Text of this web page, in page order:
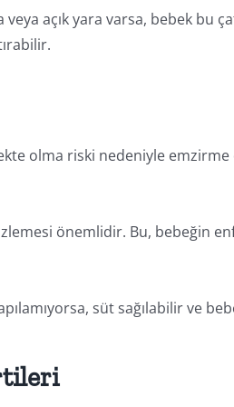
açık yara varsa, bebek bu
olma riski nedeniyle emzirme
önemlidir. Bu, bebeğin
süt sağılabilir ve